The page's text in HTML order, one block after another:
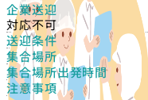
企業送迎
対応不可
送迎条件
集合場所
集合場所出発時間
注意事項